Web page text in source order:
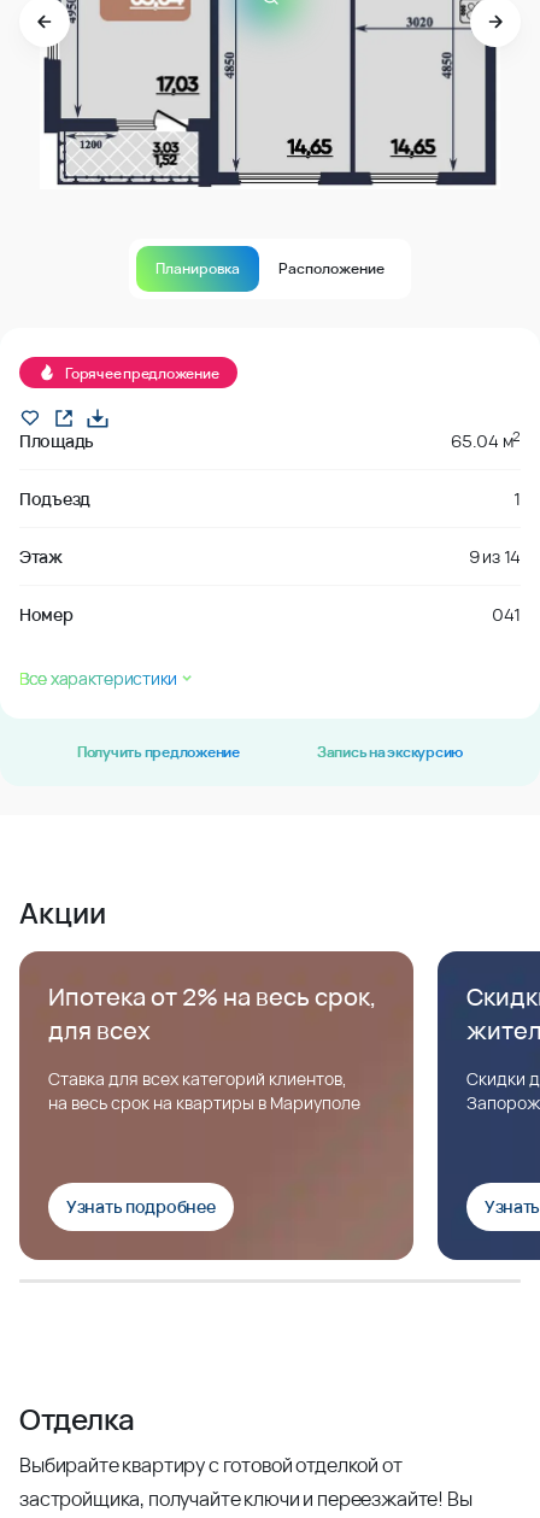
Планировка Расположение
Горячее предложение
Площадь 65.04 м2
Подъезд 1
Этаж 9из14
Номер 041
Все характеристики
Получить предложение Запись на экскурсию
Акции
Ипотека от 2% на весь срок,
для всех
Ставка для всех категорий клиентов,
на весь срок на квартиры в Мариуполе
Узнать подробнее
Скидки
Отделка
Выбирайте квартиру с готовой отделкой от
застройщика, получайте ключи и переезжайте! Вы